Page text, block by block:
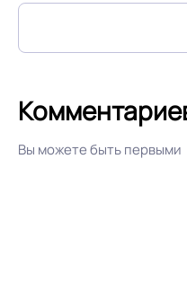
Оттенок
Вы можете быть первыми